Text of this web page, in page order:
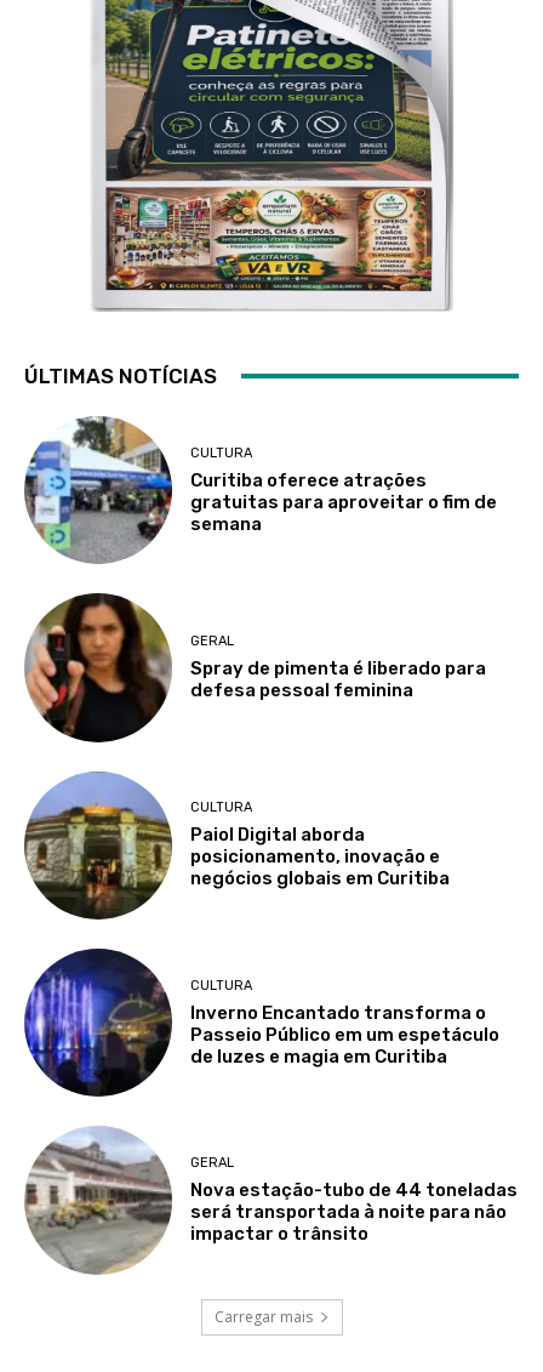
ÚLTIMAS NOTÍCIAS
CULTURA
Curitiba oferece atrações
gratuitas para aproveitar o fim de
semana
GERAL
Spray de pimenta é liberado para
defesa pessoal feminina
CULTURA
Paiol Digital aborda
posicionamento, inovação e
negócios globais em Curitiba
CULTURA
Inverno Encantado transforma o
Passeio Público em um espetáculo
de luzes e magia em Curitiba
GERAL
Nova estação-tubo de 44 toneladas
será transportada à noite para não
impactar o trânsito
Carregar mais